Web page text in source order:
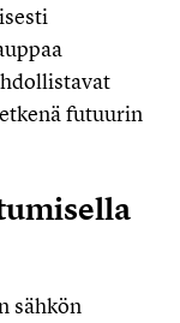
futuurin
sähkön